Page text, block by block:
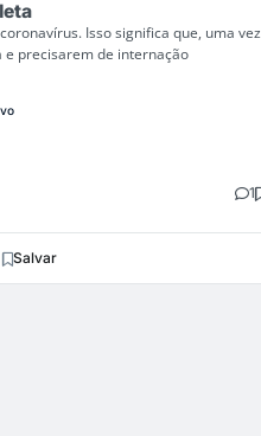
Isso significa que, uma vez
e precisarem de internação
1
Salvar